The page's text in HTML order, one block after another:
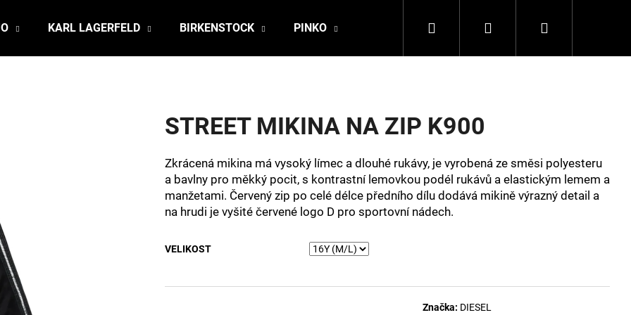
KARL LAGERFELD BIRKENSTOCK PINKO DALE OF NORWAY LA MARTINA
Hledat PřihlášeníNákupní
STREET MIKINA NA ZIP K900
Zkrácená mikina má vysoký límec a dlouhé rukávy, je vyrobená ze směsi polyesteru
a bavlny pro měkký pocit, s kontrastní lemovkou podél rukávů a elastickým lemem a
manžetami. Červený zip po celé délce předního dílu dodává mikině výrazný detail a
na hrudi je vyšité červené logo D pro sportovní nádech.
VELIKOST
Značka: DIESEL
HLEDAT